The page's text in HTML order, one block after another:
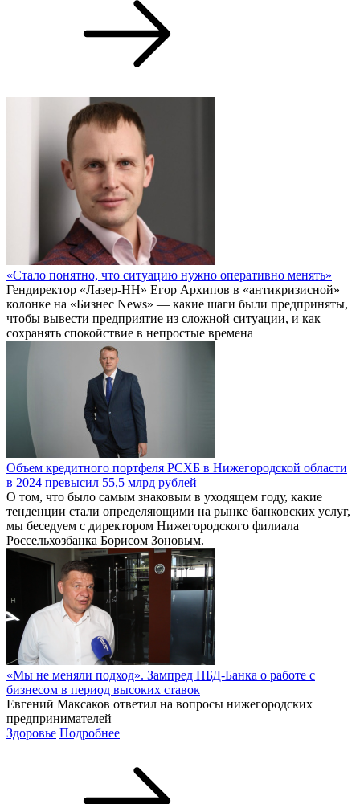
«Стало понятно, что ситуацию нужно оперативно менять»
Гендиректор «Лазер-НН» Егор Архипов в «антикризисной»
колонке на «Бизнес News» — какие шаги были предприняты,
чтобы вывести предприятие из сложной ситуации, и как
сохранять спокойствие в непростые времена
Объем кредитного портфеля РСХБ в Нижегородской области
в 2024 превысил 55,5 млрд рублей
О том, что было самым знаковым в уходящем году, какие
тенденции стали определяющими на рынке банковских услуг,
мы беседуем с директором Нижегородского филиала
Россельхозбанка Борисом Зоновым.
«Мы не меняли подход». Зампред НБД-Банка о работе с
бизнесом в период высоких ставок
Евгений Максаков ответил на вопросы нижегородских
предпринимателей
Здоровье Подробнее